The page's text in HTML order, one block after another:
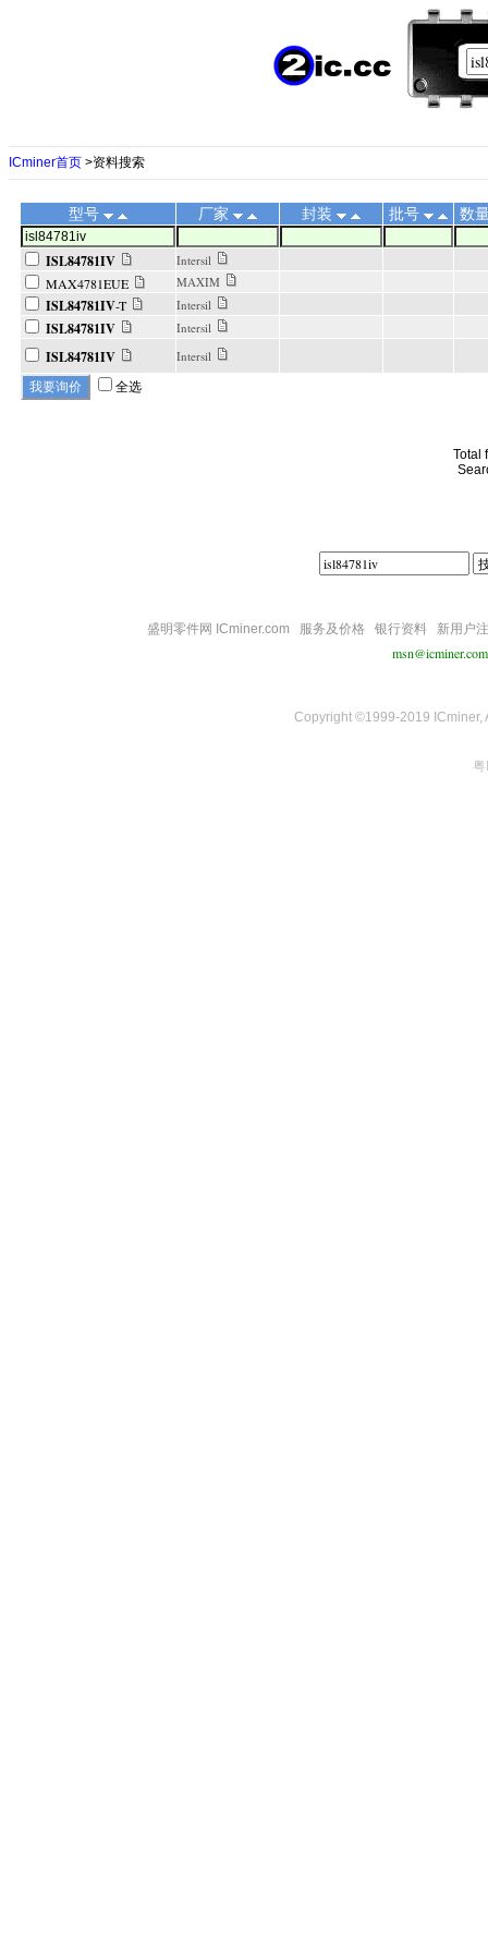
ICminer首页 >资料搜索
型号 厂家 封装 批号 数
ISL84781IV Intersil
MAX4781EUE MAXIM
ISL84781IV-T Intersil
ISL84781IV Intersil
ISL84781IV Intersil
全选
Total
盛明零件网 ICminer.com 服务及价格 银行资料 新用户
msn@icminer.com
Copyright ©1999-2019 ICminer,